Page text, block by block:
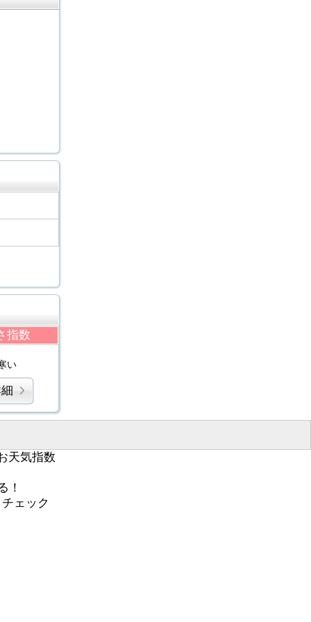
指数
い
天気指数
！
ェック